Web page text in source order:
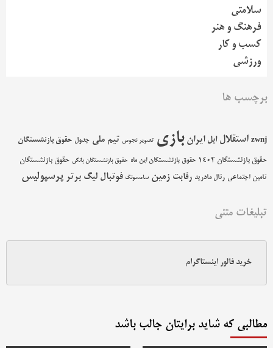
سلامتی
فرهنگ و هنر
کسب و کار
ورزشی
برچسب ها
zwnj استقلال اپل ایران بازی تصویر نجومی تیم ملی جدول حقوق بازنشستگان
حقوق بازنشستگان 1402 حقوق بازنشستگان این ماه حقوق بازنشستگان بانکی حقوق بازنشستگان
تامین اجتماعی رئال مادرید رقابت زمین سامسونگ فوتبال لیگ برتر پرسپولیس
تبلیغات متنی
خرید فالور اینستاگرام
مطالبی که شاید برایتان جالب باشد